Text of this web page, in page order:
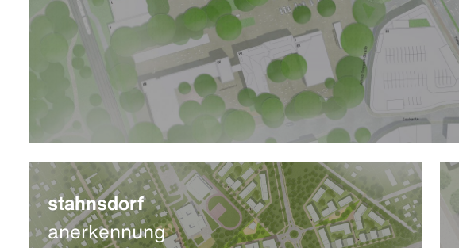
stahnsdorf
anerkennung